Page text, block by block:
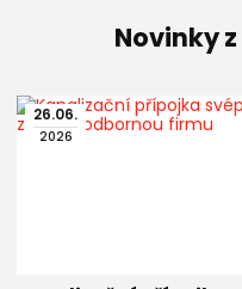
Novinky
26.06.
2026